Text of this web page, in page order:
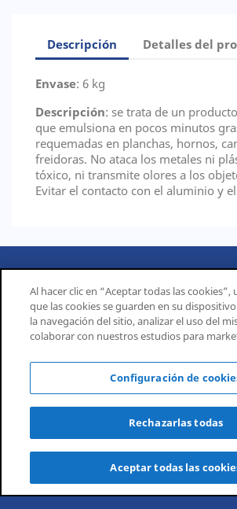
Descripción Detalles del
Envase: 6 kg
Descripción: se trata de un
que emulsiona en pocos minutos
requemadas en planchas, hornos,
freidoras. No ataca los metales ni
tóxico, ni transmite olores a los
Evitar el contacto con el aluminio y
CORPORATIVO
INFORMACIÓN DE LA TIENDA
Al hacer clic en “Aceptar todas las cookies”,
que las cookies se guarden en su
la navegación del sitio, analizar el uso del
colaborar con nuestros estudios para
Configuración de
Rechazarlas todas
Aceptar todas las